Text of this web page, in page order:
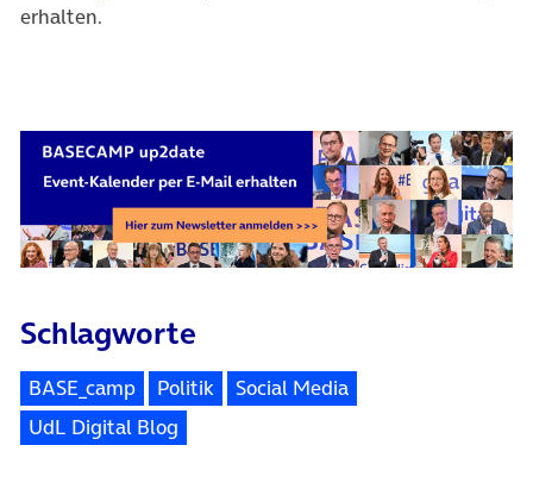
erhalten.
Schlagworte
BASE_camp Politik
Social Media
UdL Digital Blog